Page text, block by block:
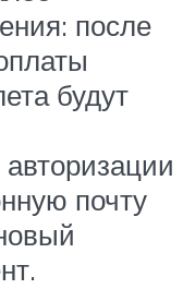
после
будут
почту